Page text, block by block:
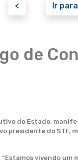
< Ir
de
do Estado,
presidente do STF,
vivendo um